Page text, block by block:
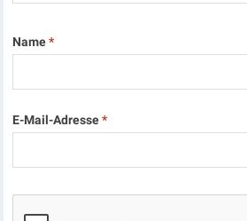
Name*
E-Mail-Adresse*